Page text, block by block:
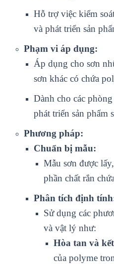
Hỗ trợ việc kiểm
và phát triển sản
Phạm vi áp dụng:
Áp dụng cho sơn
sơn khác có chứa
Dành cho các
phát triển sản phẩm
Phương pháp:
Chuẩn bị mẫu:
Mẫu sơn được
phần chất rắn
Phân tích định
Sử dụng các
và vật lý như:
Hòa tan và
của polyme